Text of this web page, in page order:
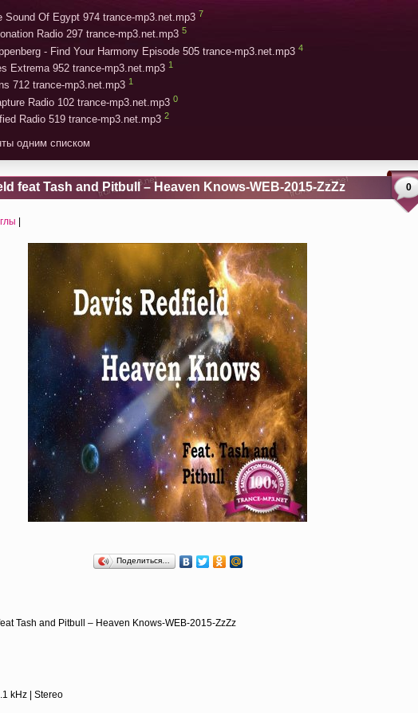
Sound Of Egypt 974 trance-mp3.net.mp3 7
Radio 297 trance-mp3.net.mp3 5
- Find Your Harmony Episode 505 trance-mp3.net.mp3 4
Extrema 952 trance-mp3.net.mp3 1
712 trance-mp3.net.mp3 1
Radio 102 trance-mp3.net.mp3 0
Radio 519 trance-mp3.net.mp3 2
одним списком
feat Tash and Pitbull – Heaven Knows-WEB-2015-ZzZz 0
|
Поделиться…
Tash and Pitbull – Heaven Knows-WEB-2015-ZzZz
kHz | Stereo